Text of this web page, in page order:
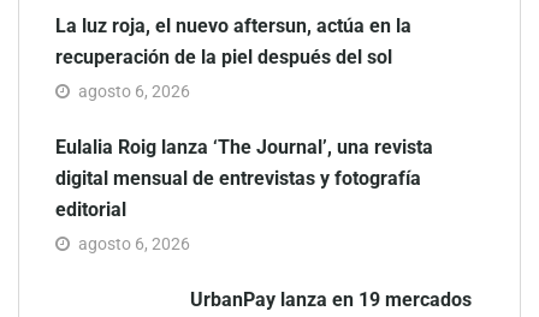
La luz roja, el nuevo aftersun, actúa en la
recuperación de la piel después del sol
agosto 6, 2026
Eulalia Roig lanza ‘The Journal’, una revista
digital mensual de entrevistas y fotografía
editorial
agosto 6, 2026
UrbanPay lanza en 19 mercados